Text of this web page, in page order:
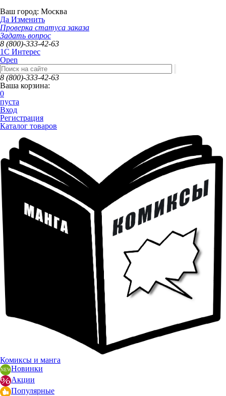
Ваш город: Москва
Да Изменить
Проверка статуса заказа
Задать вопрос
8 (800)-333-42-63
1C Интерес
Open
8 (800)-333-42-63
Ваша корзина:
0
пуста
Вход
Регистрация
Каталог товаров
Комиксы и манга
Новинки
Акции
Популярные